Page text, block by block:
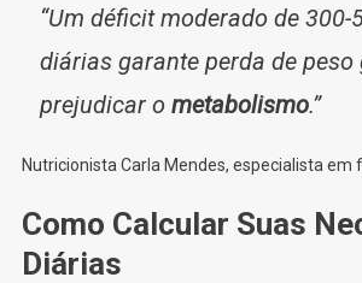
“Um déficit moderado de 300-
diárias garante perda de peso
prejudicar o metabolismo.”
Nutricionista Carla Mendes, especialista em
Como Calcular Suas
Diárias